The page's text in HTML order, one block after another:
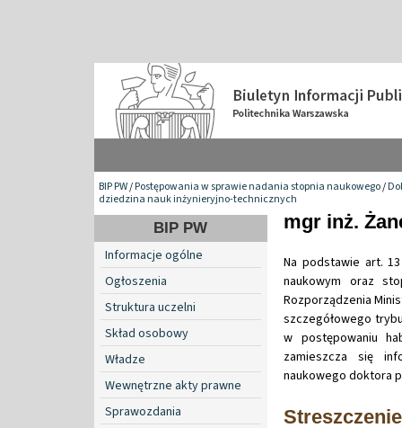
BIP PW/Postępowania w sprawie nadania stopnia naukowego/
dziedzina nauk inżynieryjno-technicznych
BIP PW
Informacje ogólne
Ogłoszenia
Struktura uczelni
Skład osobowy
Władze
Wewnętrzne akty prawne
Sprawozdania
mgr inż.
Na podstawie art.
naukowym oraz
Rozporządzenia
szczegółowego
w postępowaniu
zamieszcza się
naukowego doktora